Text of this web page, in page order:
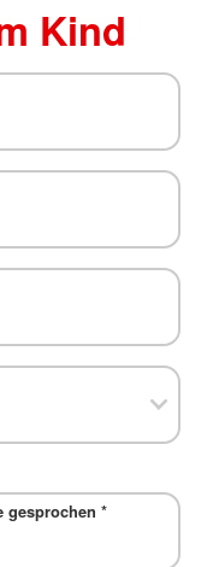
Kind
gesprochen *